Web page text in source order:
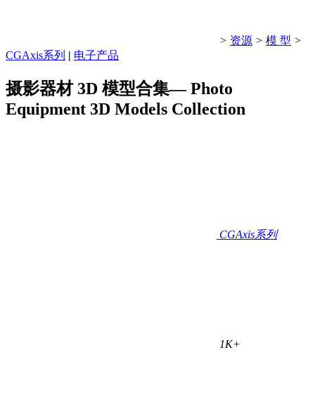
> 资源 > 模 型 >
CGAxis系列 | 电子产品
摄影器材 3D 模型合集— Photo
Equipment 3D Models Collection
CGAxis系列
1K+